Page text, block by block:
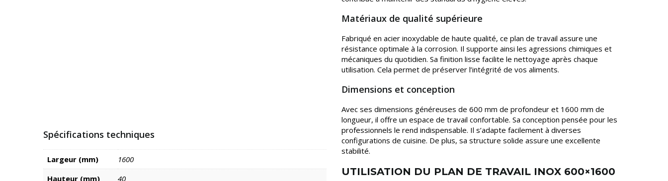
Spécifications techniques
Largeur (mm)
1600
Hauteur (mm)
40
Matériaux de qualité supérieure
Fabriqué en acier inoxydable de haute qualité, ce plan de travail assure une
résistance optimale à la corrosion. Il supporte ainsi les agressions chimiques et
mécaniques du quotidien. Sa finition lisse facilite le nettoyage après chaque
utilisation. Cela permet de préserver l’intégrité de vos aliments.
Dimensions et conception
Avec ses dimensions généreuses de 600 mm de profondeur et 1600 mm de
longueur, il offre un espace de travail confortable. Sa conception pensée pour les
professionnels le rend indispensable. Il s’adapte facilement à diverses
configurations de cuisine. De plus, sa structure solide assure une excellente
stabilité.
UTILISATION DU PLAN DE TRAVAIL INOX 600×1600